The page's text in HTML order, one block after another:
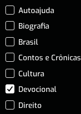
Autoajuda
Biografia
Brasil
Contos e Crônicas
Cultura
Devocional
Direito